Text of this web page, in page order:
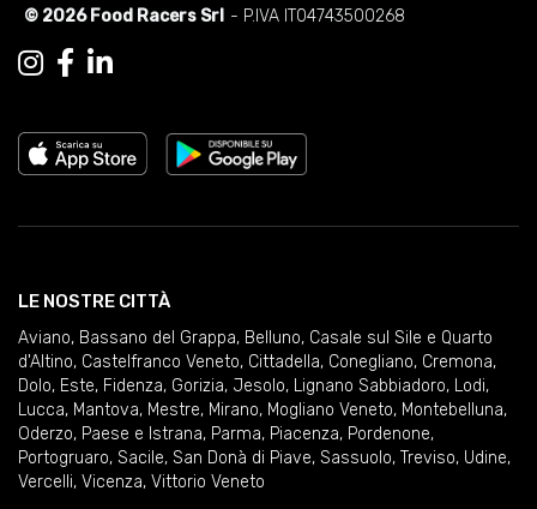
© 2026 Food Racers Srl - P.IVA IT04743500268
LE NOSTRE CITTÀ
Aviano, Bassano del Grappa, Belluno, Casale sul Sile e Quarto
d'Altino, Castelfranco Veneto, Cittadella, Conegliano, Cremona,
Dolo, Este, Fidenza, Gorizia, Jesolo, Lignano Sabbiadoro, Lodi,
Lucca, Mantova, Mestre, Mirano, Mogliano Veneto, Montebelluna,
Oderzo, Paese e Istrana, Parma, Piacenza, Pordenone,
Portogruaro, Sacile, San Donà di Piave, Sassuolo, Treviso, Udine,
Vercelli, Vicenza, Vittorio Veneto